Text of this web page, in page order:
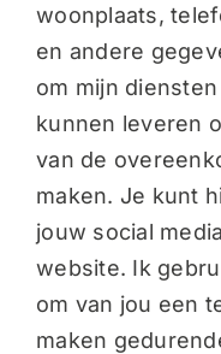
woonplaats,
en andere
om mijn
kunnen leveren
van de
maken. Je kunt
jouw social
website. Ik
om van jou een
maken